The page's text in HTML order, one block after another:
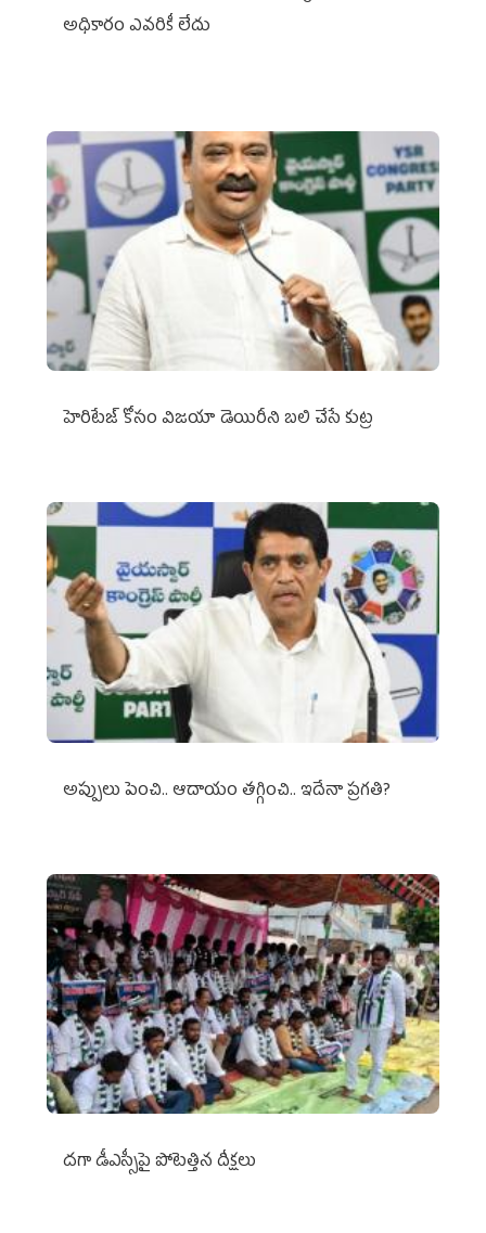
అధికారం ఎవరికీ లేదు
హెరిటేజ్ కోసం విజయా డెయిరీని బలి చేసే కుట్ర‌
అప్పులు పెంచి.. ఆదాయం తగ్గించి.. ఇదేనా ప్రగతి?
దగా డీఎస్సీపై పోటెత్తిన దీక్షలు